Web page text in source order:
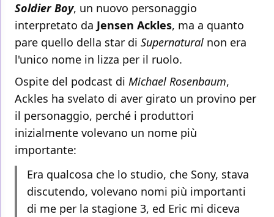
Soldier Boy, un nuovo personaggio
interpretato da Jensen Ackles, ma a quanto
pare quello della star di Supernatural non era
l'unico nome in lizza per il ruolo.
Ospite del podcast di Michael Rosenbaum,
Ackles ha svelato di aver girato un provino per
il personaggio, perché i produttori
inizialmente volevano un nome più
importante:
Era qualcosa che lo studio, che Sony, stava
discutendo, volevano nomi più importanti
di me per la stagione 3, ed Eric mi diceva